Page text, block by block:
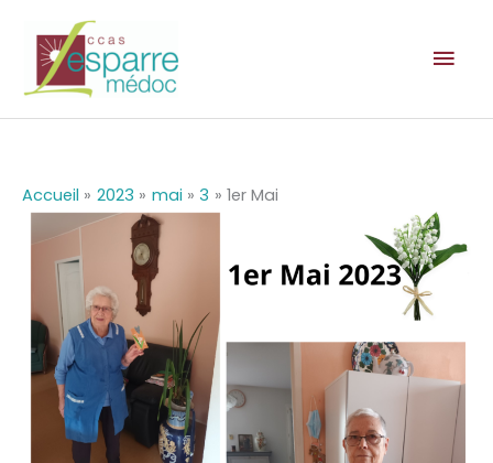
contenu
Accueil 2023 mai 3 1er Mai